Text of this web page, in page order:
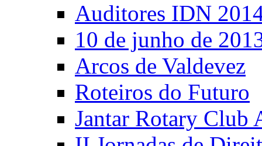
Auditores IDN
10 de junho de
Arcos de Valdevez
Roteiros do Futuro
Jantar Rotary Club